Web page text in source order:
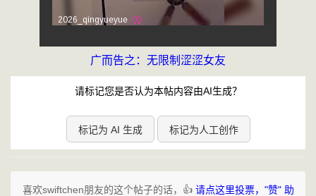
广而告之：无限制涩涩女友
请标记您是否认为本帖内容由AI生成？
标记为 AI 生成 标记为人工创作
喜欢swiftchen朋友的这个帖子的话，👍 请点这里投票，"赞" 助